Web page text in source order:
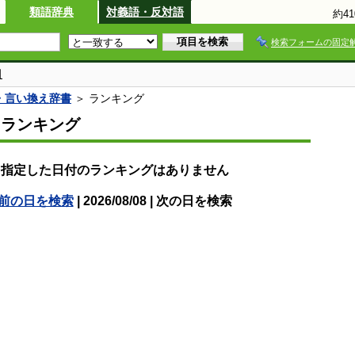
類語辞典 対義語・反対語 約
検索フォームの固定
い換え辞書 ＞ ランキング
ンキング
指定した日付のランキングはありません
の日を検索| 2026/08/08 | 次の日を検索